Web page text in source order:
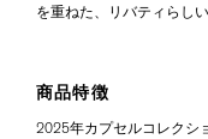
を重ねた、リバティらし
商品特徴
2025年カプセルコレクシ